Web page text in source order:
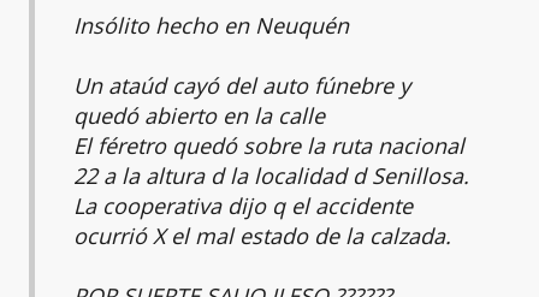
Insólito hecho en Neuquén
Un ataúd cayó del auto fúnebre y
quedó abierto en la calle
El féretro quedó sobre la ruta nacional
22 a la altura d la localidad d Senillosa.
La cooperativa dijo q el accidente
ocurrió X el mal estado de la calzada.